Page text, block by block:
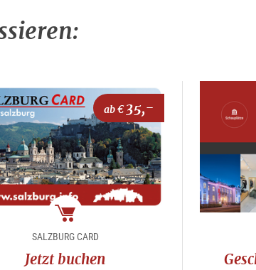
ab €35,-
Package
SALZBURG CARD
Jetzt buchen